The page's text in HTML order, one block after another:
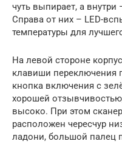
чуть выпирает, а
Справа от них – LED-
температуры для
На левой стороне
клавиши переключения
кнопка включения с
хорошей
высоко. При этом
расположен чересчур
ладони, большой палец